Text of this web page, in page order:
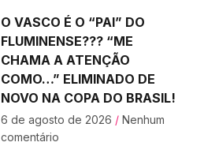
O VASCO É O “PAI” DO
FLUMINENSE??? “ME
CHAMA A ATENÇÃO
COMO…” ELIMINADO DE
NOVO NA COPA DO BRASIL!
6 de agosto de 2026 Nenhum
comentário